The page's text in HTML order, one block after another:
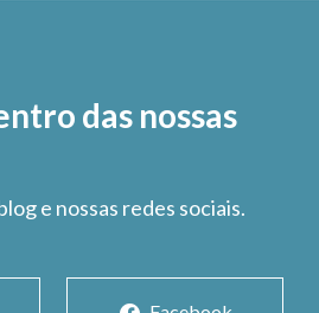
das nossas
e nossas redes sociais.